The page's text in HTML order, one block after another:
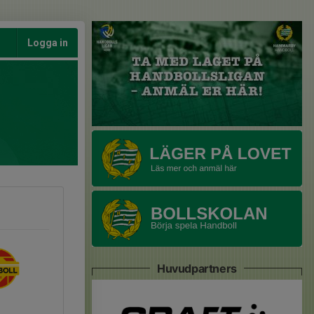
Logga in
Huvudpartners